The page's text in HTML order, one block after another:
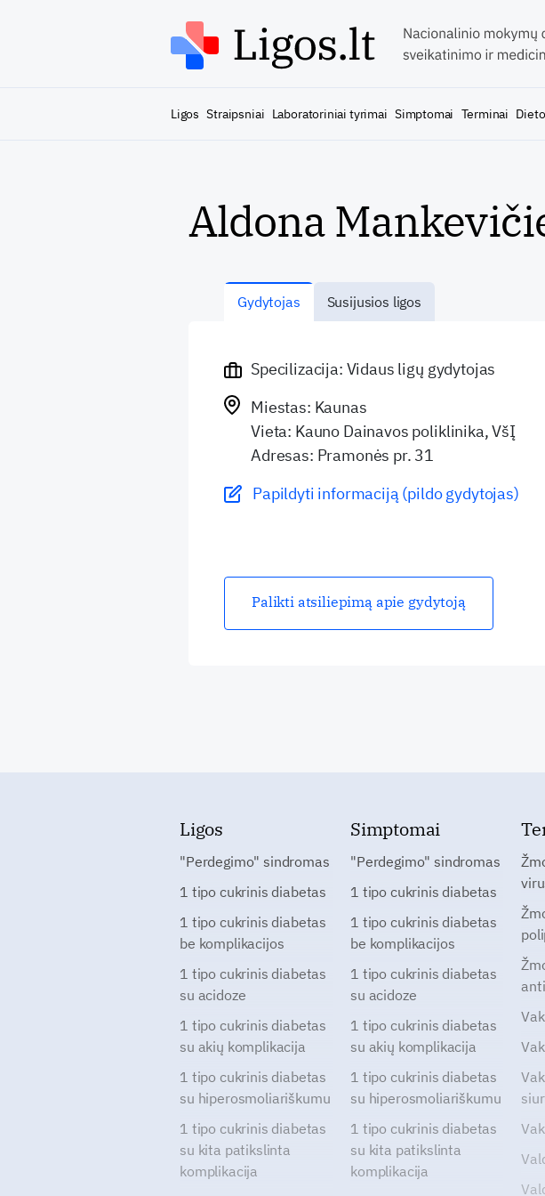
Ligos Straipsniai Laboratoriniai tyrimai Simptomai Terminai
Aldona
Gydytojas Susijusios ligos
Specilizacija: Vidaus ligų gydytojas
Miestas: Kaunas
Vieta: Kauno Dainavos poliklinika, VšĮ
Adresas: Pramonės pr. 31
Papildyti informaciją (pildo gydytojas)
Palikti atsiliepimą apie gydytoją
Ligos
"Perdegimo" sindromas
1 tipo cukrinis diabetas
1 tipo cukrinis diabetas
be komplikacijos
1 tipo cukrinis diabetas
su acidoze
1 tipo cukrinis diabetas
su akių komplikacija
1 tipo cukrinis diabetas
su hiperosmoliariškumu
1 tipo cukrinis diabetas
su kita patikslinta
komplikacija
Simptomai
"Perdegimo" sindromas
1 tipo cukrinis diabetas
1 tipo cukrinis diabetas
be komplikacijos
1 tipo cukrinis diabetas
su acidoze
1 tipo cukrinis diabetas
su akių komplikacija
1 tipo cukrinis diabetas
su hiperosmoliariškumu
1 tipo cukrinis diabetas
su kita patikslinta
komplikacija